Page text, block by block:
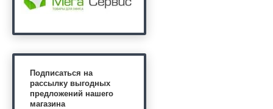
Подписаться на
рассылку выгодных
предложений нашего
магазина